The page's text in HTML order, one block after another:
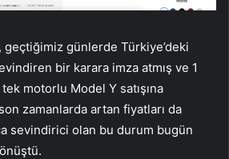
günlerde Türkiye’deki
bir karara imza atmış ve 1
motorlu Model Y satışına
zamanlarda artan fiyatları da
sevindirici olan bu durum bugün